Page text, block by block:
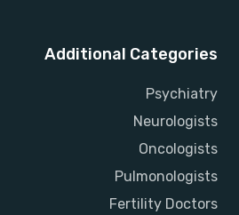
Additional Categories
Psychiatry
Neurologists
Oncologists
Pulmonologists
Fertility Doctors